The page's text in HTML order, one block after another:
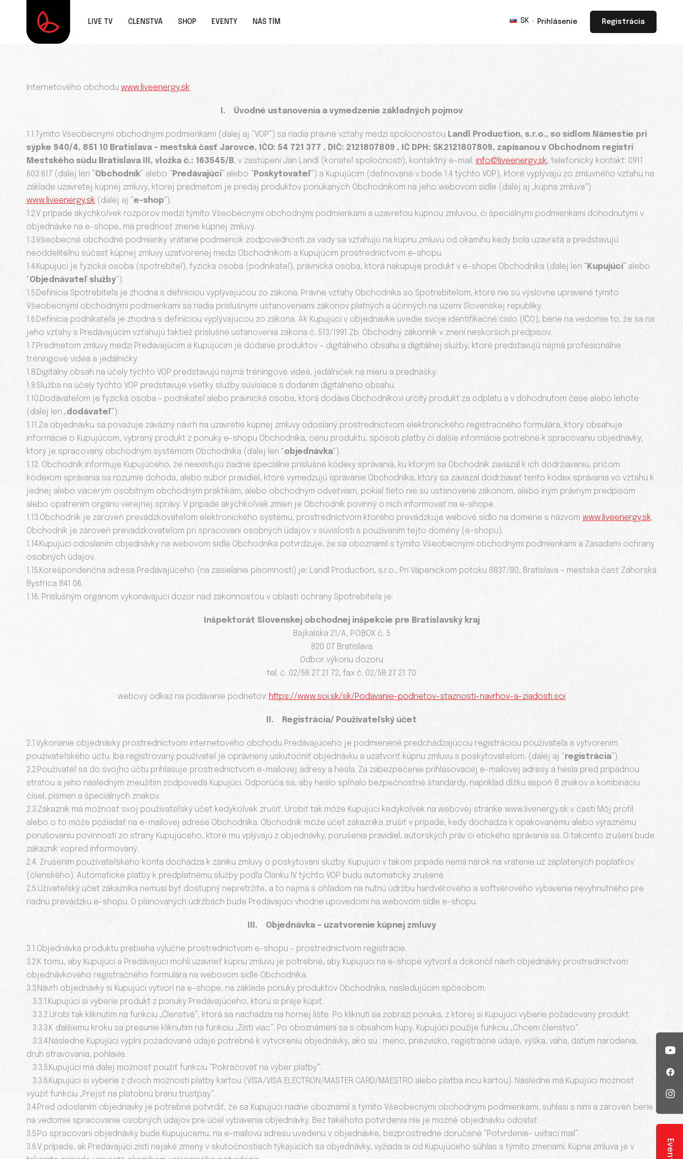
Eventy
LIVE TV ČLENSTVÁ SHOP EVENTY NÁŠ TÍM SK Prihlásenie Registrácia
Internetového obchodu www.liveenergy.sk
I. Úvodné ustanovenia a vymedzenie základných pojmov
1.1.Týmito Všeobecnými obchodnými podmienkami (ďalej aj “VOP“) sa riadia právne vzťahy medzi spoločnosťou Landl Production, s.r.o., so sídlom Námestie pri
sýpke 940/4, 851 10 Bratislava - mestská časť Jarovce, IČO: 54 721 377 , DIČ: 2121807809 , IČ DPH: SK2121807809, zapísanou v Obchodnom registri
Mestského súdu Bratislava III, vložka č.: 163545/B, v zastúpení Ján Landl (konateľ spoločnosti), kontaktný e-mail: info@liveenergy.sk, telefonický kontakt: 0911
603 617 (ďalej len “Obchodník“ alebo “ Predávajúci“ alebo “ Poskytovateľ“) a Kupujúcim (definované v bode 1.4 týchto VOP), ktoré vyplývajú zo zmluvného vzťahu na
základe uzavretej kúpnej zmluvy, ktorej predmetom je predaj produktov ponúkaných Obchodníkom na jeho webovom sídle (ďalej aj „kúpna zmluva“)
www.liveenergy.sk (ďalej aj “e-shop”).
1.2.V prípade akýchkoľvek rozporov medzi týmito Všeobecnými obchodnými podmienkami a uzavretou kúpnou zmluvou, či špeciálnymi podmienkami dohodnutými v
objednávke na e-shope, má prednosť znenie kúpnej zmluvy.
1.3.Všeobecné obchodné podmienky vrátane podmienok zodpovednosti za vady sa vzťahujú na kúpnu zmluvu od okamihu kedy bola uzavretá a predstavujú
neoddeliteľnú súčasť kúpnej zmluvy uzatvorenej medzi Obchodníkom a Kupujúcim prostredníctvom e-shopu.
1.4.Kupujúci je fyzická osoba (spotrebiteľ), fyzická osoba (podnikateľ), právnická osoba, ktorá nakupuje produkt v e-shope Obchodníka (ďalej len “ Kupujúci“ alebo
“Objednávateľ služby“).
1.5.Definícia Spotrebiteľa je zhodná s definíciou vyplývajúcou zo zákona. Právne vzťahy Obchodníka so Spotrebiteľom, ktoré nie sú výslovne upravené týmito
Všeobecnými obchodnými podmienkami sa riadia príslušnými ustanoveniami zákonov platných a účinných na území Slovenskej republiky.
1.6.Definícia podnikateľa je zhodná s definíciou vyplývajúcou zo zákona. Ak Kupujúci v objednávke uvedie svoje identifikačné číslo (IČO), berie na vedomie to, že sa na
jeho vzťahy s Predávajúcim vzťahujú taktiež príslušné ustanovenia zákona č. 513/1991 Zb. Obchodný zákonník v znení neskorších predpisov.
1.7.Predmetom zmluvy medzi Predávajúcim a Kupujúcim je dodanie produktov – digitálneho obsahu a digitálnej služby, ktoré predstavujú najmä profesionálne
tréningové videá a jedálničky.
1.8.Digitálny obsah na účely týchto VOP predstavujú najmä tréningové videá, jedálniček na mieru a prednášky.
1.9.Služba na účely týchto VOP predstavuje všetky služby súvisiace s dodaním digitálneho obsahu.
1.10.Dodávateľom je fyzická osoba – podnikateľ alebo právnická osoba, ktorá dodáva Obchodníkovi určitý produkt za odplatu a v dohodnutom čase alebo lehote
(ďalej len „dodávateľ“).
1.11.Za objednávku sa považuje záväzný návrh na uzavretie kúpnej zmluvy odoslaný prostredníctvom elektronického registračného formulára, ktorý obsahuje
informácie o Kupujúcom, vybraný produkt z ponuky e-shopu Obchodníka, cenu produktu, spôsob platby či ďalšie informácie potrebné k spracovaniu objednávky,
ktorý je spracovaný obchodným systémom Obchodníka (ďalej len "objednávka").
1.12. Obchodník informuje Kupujúceho, že neexistujú žiadne špeciálne príslušné kódexy správania, ku ktorým sa Obchodník zaviazal k ich dodržiavaniu, pričom
kódexom správania sa rozumie dohoda, alebo súbor pravidiel, ktoré vymedzujú správanie Obchodníka, ktorý sa zaviazal dodržiavať tento kódex správania vo vzťahu k
jednej alebo viacerým osobitným obchodným praktikám, alebo obchodným odvetviam, pokiaľ tieto nie sú ustanovené zákonom, alebo iným právnym predpisom
alebo opatrením orgánu verejnej správy. V prípade akýchkoľvek zmien je Obchodník povinný o nich informovať na e-shope.
1.13.Obchodník je zároveň prevádzkovateľom elektronického systému, prostredníctvom ktorého prevádzkuje webové sídlo na doméne s názvom www.liveenergy.sk.
Obchodník je zároveň prevádzkovateľom pri spracovaní osobných údajov v súvislosti s používaním tejto domény (e-shopu).
1.14.Kupujúci odoslaním objednávky na webovom sídle Obchodníka potvrdzuje, že sa oboznámil s týmito Všeobecnými obchodnými podmienkami a Zásadami ochrany
osobných údajov.
1.15.Korešpondenčná adresa Predávajúceho (na zasielanie písomnosti) je: Landl Production, s.r.o., Pri Vápenickom potoku 8837/80, Bratislava – mestská časť Záhorská
Bystrica 841 06.
1.16. Príslušným orgánom vykonávajúci dozor nad zákonnosťou v oblasti ochrany Spotrebiteľa je:
Inšpektorát Slovenskej obchodnej inšpekcie pre Bratislavský kraj
Bajkalská 21/A, P.O.BOX č. 5
820 07 Bratislava
Odbor výkonu dozoru
tel. č. 02/58 27 21 72, fax č. 02/58 27 21 70
webový odkaz na podávanie podnetov: https://www.soi.sk/sk/Podavanie-podnetov-staznosti-navrhov-a-ziadosti.soi
II. Registrácia/ Používateľský účet
2.1.Vykonanie objednávky prostredníctvom internetového obchodu Predávajúceho je podmienené predchádzajúcou registráciou používateľa a vytvorením
používateľského účtu. Iba registrovaný používateľ je oprávnený uskutočniť objednávku a uzatvoriť kúpnu zmluvu s poskytovateľom. (ďalej aj “registrácia“).
2.2.Používateľ sa do svojho účtu prihlasuje prostredníctvom e-mailovej adresy a hesla. Za zabezpečenie prihlasovacej e-mailovej adresy a hesla pred prípadnou
stratou a jeho následným zneužitím zodpovedá Kupujúci. Odporúča sa, aby heslo spĺňalo bezpečnostné štandardy, napríklad dĺžku aspoň 8 znakov a kombináciu
čísel, písmen a špeciálnych znakov.
2.3.Zákazník má možnosť svoj používateľský účet kedykoľvek zrušiť. Urobiť tak môže Kupujúci kedykoľvek na webovej stránke www.livenergy.sk v časti Môj profil
alebo o to môže požiadať na e-mailovej adrese Obchodníka. Obchodník môže účet zákazníka zrušiť v prípade, kedy dochádza k opakovanému alebo výraznému
porušovaniu povinností zo strany Kupujúceho, ktoré mu vplývajú z objednávky, porušenia pravidiel, autorských práv či etického správania sa. O takomto zrušení bude
zákazník vopred informovaný.
2.4. Zrušením používateľského konta dochádza k zániku zmluvy o poskytovaní služby. Kupujúci v takom prípade nemá nárok na vrátenie už zaplatených poplatkov
(členského). Automatické platby k predplatnému služby podľa Článku IV týchto VOP budú automaticky zrušené.
2.5.Užívateľský účet zákazníka nemusí byť dostupný nepretržite, a to najmä s ohľadom na nutnú údržbu hardvérového a softvérového vybavenia nevyhnutného pre
riadnu prevádzku e-shopu. O plánovaných údržbách bude Predávajúci vhodne upovedomí na webovom sídle e-shopu.
III. Objednávka – uzatvorenie kúpnej zmluvy
3.1.Objednávka produktu prebieha výlučne prostredníctvom e-shopu – prostredníctvom registrácie.
3.2.K tomu, aby Kupujúci a Predávajúci mohli uzavrieť kúpnu zmluvu je potrebné, aby Kupujúci na e-shope vytvoril a dokončil návrh objednávky prostredníctvom
objednávkového registračného formulára na webovom sídle Obchodníka.
3.3.Návrh objednávky si Kupujúci vytvorí na e-shope, na základe ponuky produktov Obchodníka, nasledujúcim spôsobom.
3.3.1.Kupujúci si vyberie produkt z ponuky Predávajúceho, ktorú si praje kúpiť.
3.3.2.Urobí tak kliknutím na funkciu „Členstvá“, ktorá sa nachádza na hornej lište. Po kliknutí sa zobrazí ponuka, z ktorej si Kupujúci vyberie požadovaný produkt.
3.3.3.K ďalšiemu kroku sa presunie kliknutím na funkciu „Zisti viac“. Po oboznámení sa s obsahom kúpy, Kupujúci použije funkciu „Chcem členstvo“.
3.3.4.Následne Kupujúci vyplní požadované údaje potrebné k vytvoreniu objednávky, ako sú : meno, priezvisko, registračné údaje, výška, váha, dátum narodenia,
druh stravovania, pohlavie.
3.3.5.Kupujúci má ďalej možnosť použiť funkciu “Pokračovať na výber platby“.
3.3.6.Kupujúci si vyberie z dvoch možností platby kartou (VISA/VISA ELECTRON/MASTER CARD/MAESTRO alebo platba inou kartou). Následne má Kupujúci možnosť
využiť funkciu „Prejsť na platobnú bránu trustpay“.
3.4.Pred odoslaním objednávky je potrebné potvrdiť, že sa Kupujúci riadne oboznámil s týmito Všeobecnými obchodnými podmienkami, súhlasí s nimi a zároveň berie
na vedomie spracovanie osobných údajov pre účel vybavenia objednávky. Bez takéhoto potvrdenia nie je možné objednávku odoslať.
3.5.Po spracovaní objednávky bude Kupujúcemu, na e-mailovú adresu uvedenú v objednávke, bezprostredne doručené “Potvrdenie- uvítací mail“.
3.6.V prípade, ak Predávajúci zistí nejaké zmeny v skutočnostiach týkajúcich sa objednávky, vyžiada si od Kupujúceho súhlas s týmito zmenami. Kúpna zmluva je v